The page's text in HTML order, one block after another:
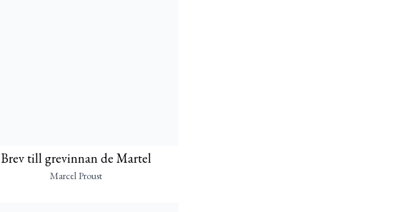
Brev till grevinnan de Martel
Marcel Proust